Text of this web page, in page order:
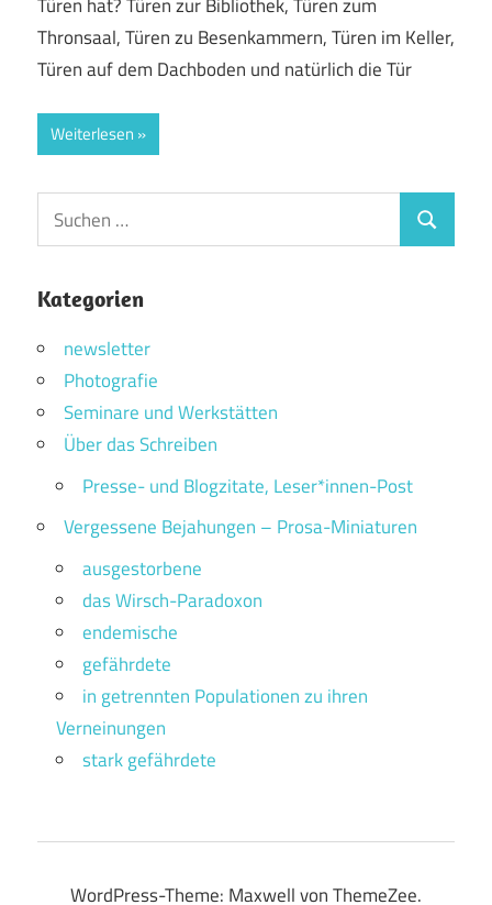
Thronsaal, Türen zu Besenkammern, Türen im Keller,
Türen auf dem Dachboden und natürlich die Tür
Weiterlesen
Suchen
nach:
Suchen
Kategorien
newsletter
Photografie
Seminare und Werkstätten
Über das Schreiben
Presse- und Blogzitate, Leser*innen-Post
Vergessene Bejahungen – Prosa-Miniaturen
ausgestorbene
das Wirsch-Paradoxon
endemische
gefährdete
in getrennten Populationen zu ihren
Verneinungen
stark gefährdete
WordPress-Theme: Maxwell von ThemeZee.